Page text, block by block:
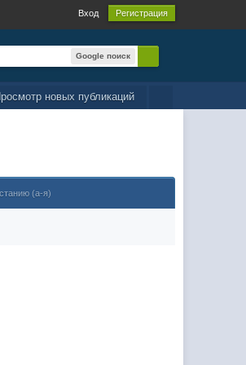
Вход Регистрация
Google поиск
новых публикаций
(а-я)